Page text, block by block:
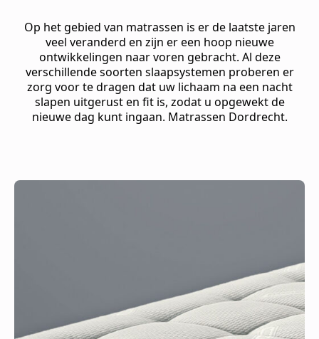
Op het gebied van matrassen is er de laatste jaren
veel veranderd en zijn er een hoop nieuwe
ontwikkelingen naar voren gebracht. Al deze
verschillende soorten slaapsystemen proberen er
zorg voor te dragen dat uw lichaam na een nacht
slapen uitgerust en fit is, zodat u opgewekt de
nieuwe dag kunt ingaan. Matrassen Dordrecht.